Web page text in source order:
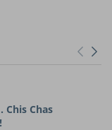
Chis Chas